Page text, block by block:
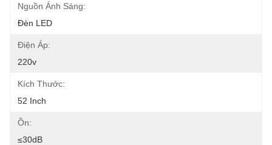
Nguồn Ánh Sáng:
Đèn LED
Điện Áp:
220v
Kích Thước:
52 Inch
Ồn:
≤30dB